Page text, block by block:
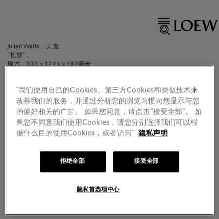
Julian Watts，美国
“长凳”，
枫木，330 x 1244 x 482毫米
"我们使用自己的Cookies、第三方Cookies和类似技术来
改善我们的服务，并通过分析您的浏览习惯向您显示与您
的偏好相关的广告。 如果您同意，请点击“接受全部”。 如
果您不同意我们使用Cookies，请您分别选择我们可以根
据什么目的使用Cookies，或者访问"
隐私声明
拒绝全部 接受全部
隐私首选项中心